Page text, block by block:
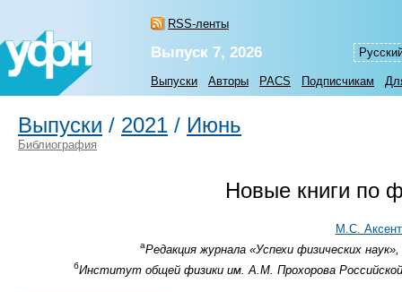
RSS-ленты
Выпуск 7, 2026
Выпуски Авторы PACS Подписчикам
Выпуски / 2021 / Июнь
Библиография
Новые книги по
М.С.
аРедакция журнала «Успехи физических
бИнститут общей физики им. А.М. Прохорова Российской